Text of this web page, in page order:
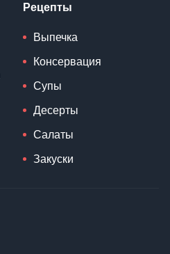
Рецепты
Выпечка
Консервация
Супы
Десерты
Салаты
Закуски